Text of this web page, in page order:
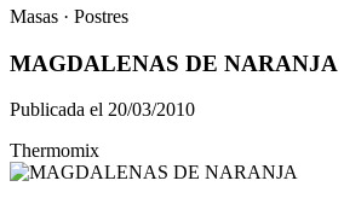
Masas · Postres
MAGDALENAS DE NARANJA
Publicada el 20/03/2010
Thermomix